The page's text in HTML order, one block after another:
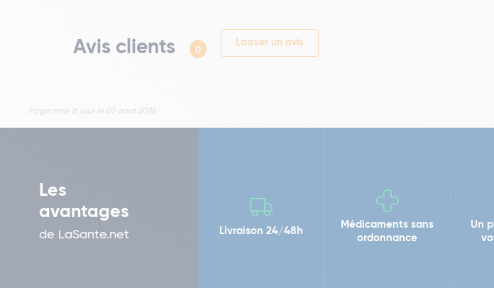
Avis clients 0
Laisser un avis
Page mise à jour le 07 aout 2026
Les
avantages
de LaSante.net Livraison 24/48h
Médicaments sans
ordonnance
Un